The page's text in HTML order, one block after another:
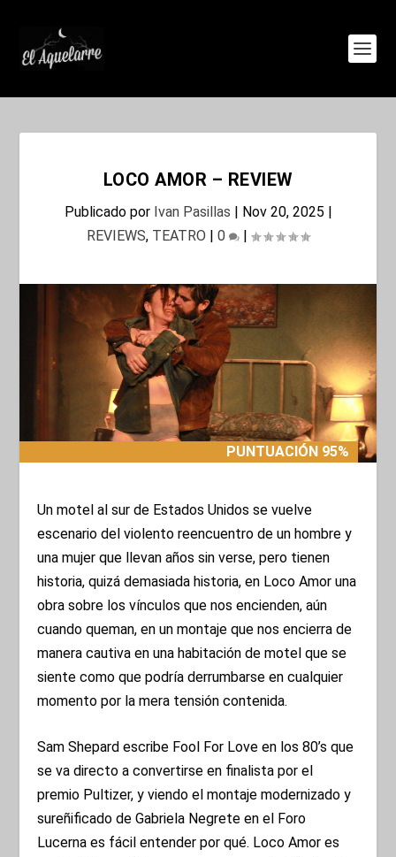
LOCO AMOR – REVIEW
Publicado por Ivan Pasillas | Nov 20, 2025 |
REVIEWS, TEATRO | 0 |
PUNTUACIÓN 95%
PUNTUACIÓN 95%
Un motel al sur de Estados Unidos se vuelve
escenario del violento reencuentro de un hombre y
una mujer que llevan años sin verse, pero tienen
historia, quizá demasiada historia, en Loco Amor una
obra sobre los vínculos que nos encienden, aún
cuando queman, en un montaje que nos encierra de
manera cautiva en una habitación de motel que se
siente como que podría derrumbarse en cualquier
momento por la mera tensión contenida.
Sam Shepard escribe Fool For Love en los 80’s que
se va directo a convertirse en finalista por el
premio Pultizer, y viendo el montaje modernizado y
sureñificado de Gabriela Negrete en el Foro
Lucerna es fácil entender por qué. Loco Amor es